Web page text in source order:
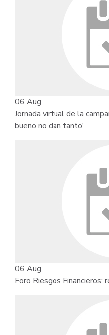
06 Aug
Jornada virtual de la
bueno no dan tanto'
06 Aug
Foro Riesgos Financieros: